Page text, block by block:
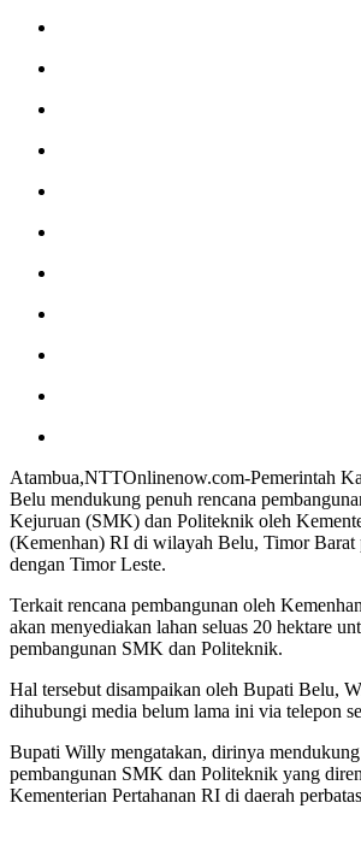
Atambua,NTTOnlinenow.com-Pemerintah
Belu mendukung penuh rencana
Kejuruan (SMK) dan Politeknik oleh
(Kemenhan) RI di wilayah Belu, Timor Barat
dengan Timor Leste.
Terkait rencana pembangunan oleh
akan menyediakan lahan seluas 20 hektare
pembangunan SMK dan Politeknik.
Hal tersebut disampaikan oleh Bupati Belu,
dihubungi media belum lama ini via telepon
Bupati Willy mengatakan, dirinya mendukung
pembangunan SMK dan Politeknik yang
Kementerian Pertahanan RI di daerah